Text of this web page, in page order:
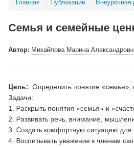
Семья и семейные
Автор: Михайлова Марина
Цель: Определить понятие
Задачи:
1. Раскрыть понятия «семья» и
2. Развивать речь, внимание,
3. Создать комфортную ситуацию
4. Воспитывать уважение к членам